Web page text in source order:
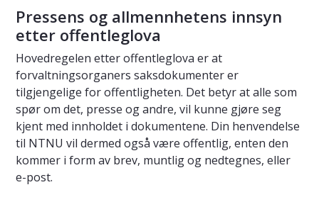
Pressens og allmennhetens innsyn
etter offentleglova
Hovedregelen etter offentleglova er at
forvaltningsorganers saksdokumenter er
tilgjengelige for offentligheten. Det betyr at alle som
spør om det, presse og andre, vil kunne gjøre seg
kjent med innholdet i dokumentene. Din henvendelse
til NTNU vil dermed også være offentlig, enten den
kommer i form av brev, muntlig og nedtegnes, eller
e-post.